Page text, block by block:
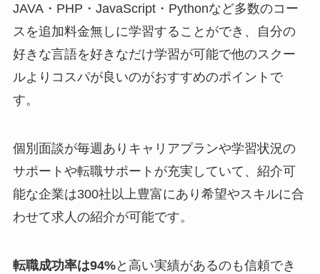
JAVA・PHP・JavaScript・Pythonなど多数のコー
スを追加料金無しに学習することができ、自分の
好きな言語を好きなだけ学習が可能で他のスクー
ルよりコスパが良いのがおすすめのポイントで
す。
個別面談が毎週ありキャリアプランや学習状況の
サポートや転職サポートが充実していて、紹介可
能な企業は300社以上豊富にあり希望やスキルに合
わせて求人の紹介が可能です。
転職成功率は94%と高い実績があるのも信頼でき